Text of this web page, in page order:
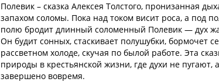
Полевик – сказка Алексея Толстого, пронизанная
запахом соломы. Пока над током висит роса, а под
полю бродит длинный соломенный Полевик — дух
Он будит сонных, стаскивает полушубки, бормочет
рассветном холоде, скучая по былой работе. Эта
природы в крестьянской жизни, где духи не
завершено вовремя.